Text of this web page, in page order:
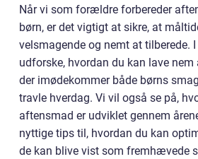
Når vi som forældre forbereder
børn, er det vigtigt at sikre, at
velsmagende og nemt at tilberede.
udforske, hvordan du kan lave
der imødekommer både børns
travle hverdag. Vi vil også se på,
aftensmad er udviklet gennem
nyttige tips til, hvordan du kan
de kan blive vist som fremhævede